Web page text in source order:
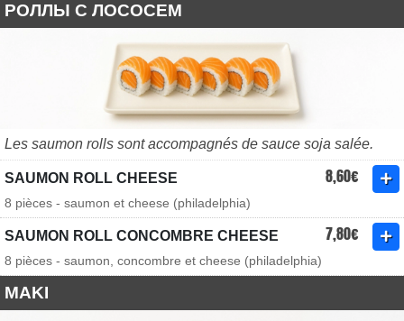
РОЛЛЫ С ЛОСОСЕМ
Les saumon rolls sont accompagnés de sauce soja salée.
SAUMON ROLL CHEESE 8,60€
8 pièces - saumon et cheese (philadelphia)
SAUMON ROLL CONCOMBRE CHEESE 7,80€
8 pièces - saumon, concombre et cheese (philadelphia)
MAKI